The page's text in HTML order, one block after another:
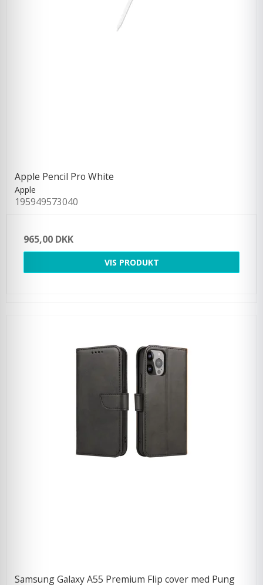
Apple Pencil Pro White
Apple
195949573040
965,00 DKK
VIS PRODUKT
Samsung Galaxy A55 Premium Flip cover med Pung